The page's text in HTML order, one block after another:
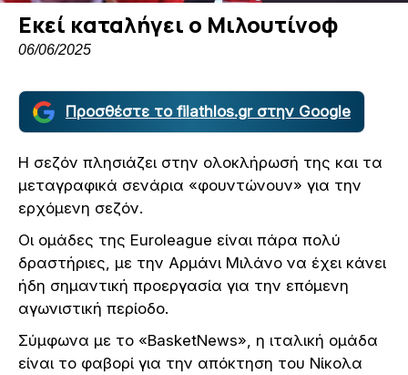
Εκεί καταλήγει ο Μιλουτίνοφ
06/06/2025
Προσθέστε το filathlos.gr στην Google
Η σεζόν πλησιάζει στην ολοκλήρωσή της και τα
μεταγραφικά σενάρια «φουντώνουν» για την
ερχόμενη σεζόν.
Οι ομάδες της Euroleague είναι πάρα πολύ
δραστήριες, με την Αρμάνι Μιλάνο να έχει κάνει
ήδη σημαντική προεργασία για την επόμενη
αγωνιστική περίοδο.
Σύμφωνα με το «BasketNews», η ιταλική ομάδα
είναι το φαβορί για την απόκτηση του Νίκολα